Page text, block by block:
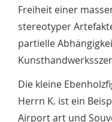
Freiheit einer
stereotyper
partielle
Die kleine
Herrn K. ist ein
Airport art und